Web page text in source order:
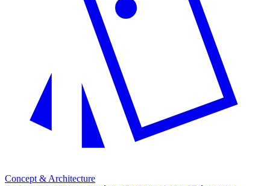
Concept & Architecture